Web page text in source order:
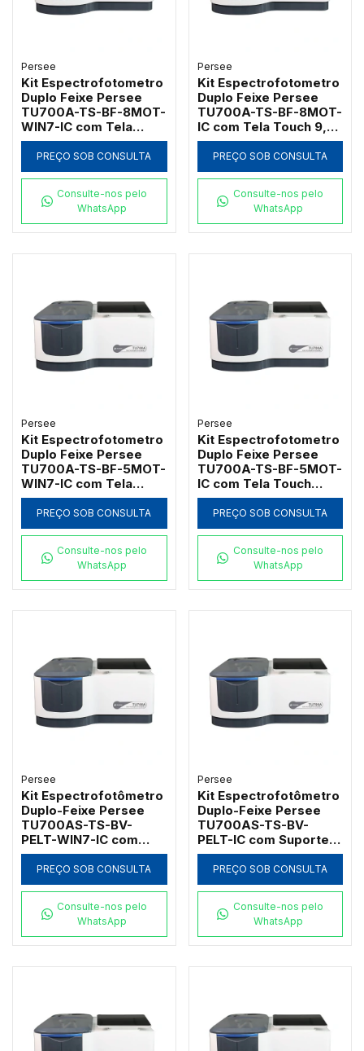
Persee
Kit Espectrofotometro
Duplo Feixe Persee
TU700A-TS-BF-8MOT-
WIN7-IC com Tela
Touch 9,7" e Software
UVWin 7.0 em
Conformidade
PREÇO SOB CONSULTA
Consulte-nos pelo
WhatsApp
Persee
Kit Espectrofotometro
Duplo Feixe Persee
TU700A-TS-BF-8MOT-
IC com Tela Touch 9,7"
e Suporte Motorizado
para 8 Cubetas
PREÇO SOB CONSULTA
Consulte-nos pelo
WhatsApp
Persee
Kit Espectrofotometro
Duplo Feixe Persee
TU700A-TS-BF-5MOT-
WIN7-IC com Tela
Touch 9,7" e Software
UVWin 7.0 em
Conformidade
PREÇO SOB CONSULTA
Consulte-nos pelo
WhatsApp
Persee
Kit Espectrofotometro
Duplo Feixe Persee
TU700A-TS-BF-5MOT-
IC com Tela Touch
Screen 9,7" e Suporte
Motorizado para 5
Cubetas
PREÇO SOB CONSULTA
Consulte-nos pelo
WhatsApp
Persee
Kit Espectrofotômetro
Duplo-Feixe Persee
TU700AS-TS-BV-
PELT-WIN7-IC com
Módulo Peltier e
Software GLP/GMP
(190 a 1100nm)
PREÇO SOB CONSULTA
Consulte-nos pelo
WhatsApp
Persee
Kit Espectrofotômetro
Duplo-Feixe Persee
TU700AS-TS-BV-
PELT-IC com Suporte
Termostatizado para 5
Cubetas e Módulo
Peltier (190 a 1100nm)
PREÇO SOB CONSULTA
Consulte-nos pelo
WhatsApp